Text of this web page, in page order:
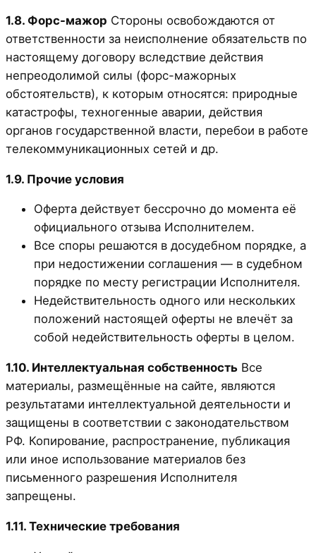
1.8. Форс-мажор Стороны освобождаются от
ответственности за неисполнение обязательств по
настоящему договору вследствие действия
непреодолимой силы (форс-мажорных
обстоятельств), к которым относятся: природные
катастрофы, техногенные аварии, действия
органов государственной власти, перебои в работе
телекоммуникационных сетей и др.
1.9. Прочие условия
Оферта действует бессрочно до момента её
официального отзыва Исполнителем.
Все споры решаются в досудебном порядке, а
при недостижении соглашения — в судебном
порядке по месту регистрации Исполнителя.
Недействительность одного или нескольких
положений настоящей оферты не влечёт за
собой недействительность оферты в целом.
1.10. Интеллектуальная собственность Все
материалы, размещённые на сайте, являются
результатами интеллектуальной деятельности и
защищены в соответствии с законодательством
РФ. Копирование, распространение, публикация
или иное использование материалов без
письменного разрешения Исполнителя
запрещены.
1.11. Технические требования